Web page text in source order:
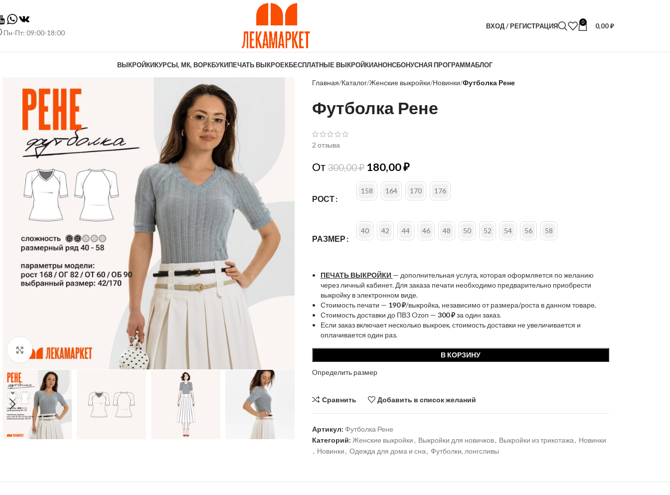
Пн-Пт: 09:00-18:00
ВХОД / РЕГИСТРАЦИЯ 0 0,00₽
ВЫКРОЙКИКУРСЫ, МК, ВОРКБУКИПЕЧАТЬ ВЫКРОЕКБЕСПЛАТНЫЕ ВЫКРОЙКИАНОНСБОНУСНАЯ ПРОГРАММАБЛОГ
Нажмите, чтобы увеличить
Главная Каталог Женские выкройки Новинки Футболка Рене
Футболка Рене
2 отзыва
От300,00₽ 180,00₽
РОСТ
158 164 170 176
РАЗМЕР
40 42 44 46 48 50 52 54 56 58
ПЕЧАТЬ ВЫКРОЙКИ — дополнительная услуга, которая оформляется по желанию
через личный кабинет. Для заказа печати необходимо предварительно приобрести
выкройку в электронном виде.
Стоимость печати — 190 ₽/выкройка, независимо от размера/роста в данном товаре.
Стоимость доставки до ПВЗ Ozon — 300 ₽за один заказ.
Если заказ включает несколько выкроек, стоимость доставки не увеличивается и
оплачивается один раз.
В КОРЗИНУ
Определить размер
Сравнить Добавить в список желаний
Артикул: Футболка Рене
Категорий: Женские выкройки, Выкройки для новичков, Выкройки из трикотажа, Новинки
, Новинки, Одежда для дома и сна, Футболки, лонгсливы